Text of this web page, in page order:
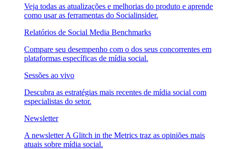
Veja todas as atualizações e melhorias do produto e aprende
como usar as ferramentas do Socialinsider.
Relatórios de Social Media Benchmarks
Compare seu desempenho com o dos seus concorrentes em
plataformas específicas de mídia social.
Sessões ao vivo
Descubra as estratégias mais recentes de mídia social com
especialistas do setor.
Newsletter
A newsletter A Glitch in the Metrics traz as opiniões mais
atuais sobre mídia social.